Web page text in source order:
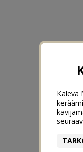
Kaleva